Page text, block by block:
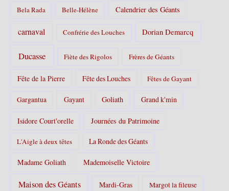
Bela Rada Belle-Hélène Calendrier des Géants
carnaval Confrérie des Louches Dorian Demarcq
Ducasse Fiète des Rigolos Frères de Géants
Fête de la Pierre Fête des Louches Fêtes de Gayant
Gargantua Gayant Goliath Grand k'min
Isidore Court'orelle Journées du Patrimoine
L'Aigle à deux têtes La Ronde des Géants
Madame Goliath Mademoiselle Victoire
Maison des Géants Mardi-Gras Margot la fileuse